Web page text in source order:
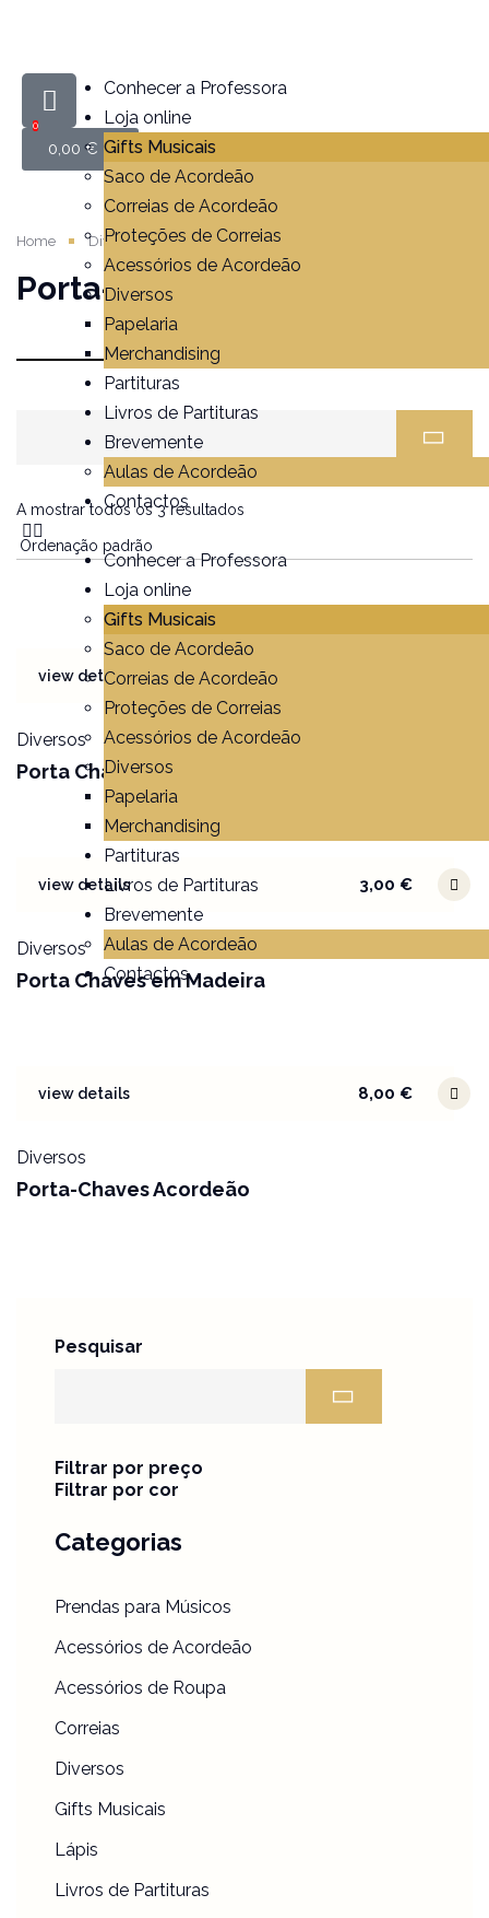
Conhecer a Professora
Loja online
Gifts Musicais
Saco de Acordeão
Correias de Acordeão
Proteções de Correias
Acessórios de Acordeão
Diversos
Papelaria
Merchandising
Partituras
Livros de Partituras
Brevemente
Aulas de Acordeão
Contactos
Conhecer a Professora
Loja online
Gifts Musicais
Saco de Acordeão
Correias de Acordeão
Proteções de Correias
Acessórios de Acordeão
Diversos
Papelaria
Merchandising
Partituras
Livros de Partituras
Brevemente
Aulas de Acordeão
Contactos
0,00€
0
Home Diversos Porta-Chaves
Porta-Chaves
Pesquisar
Filtrar por preço
Filtrar por cor
Categorias
Prendas para Músicos
Acessórios de Acordeão
Acessórios de Roupa
Correias
Diversos
Gifts Musicais
Lápis
Livros de Partituras
A mostrar todos os 3 resultados
view details
Diversos
Porta Chaves em Acrílico com Acordeão
view details 3,00 €
Diversos
Porta Chaves em Madeira
view details 8,00 €
Diversos
Porta-Chaves Acordeão